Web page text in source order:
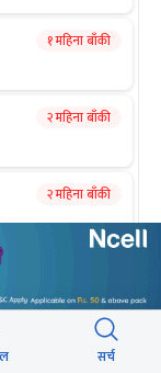
१ महिना बाँकी
२ महिना बाँकी
२ महिना बाँकी
२ महिना बाँकी
बराबर बेरुजु
सर्च